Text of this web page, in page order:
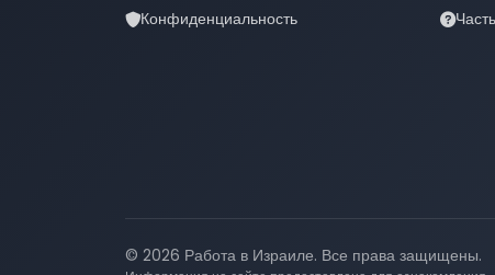
Конфиденциальность
© 2026 Работа в Израиле. Все права защищены.